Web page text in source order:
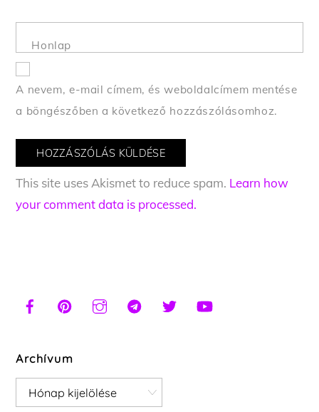
Honlap
A nevem, e-mail címem, és weboldalcímem mentése
a böngészőben a következő hozzászólásomhoz.
This site uses Akismet to reduce spam. Learn how
your comment data is processed.
Archívum
Archívum